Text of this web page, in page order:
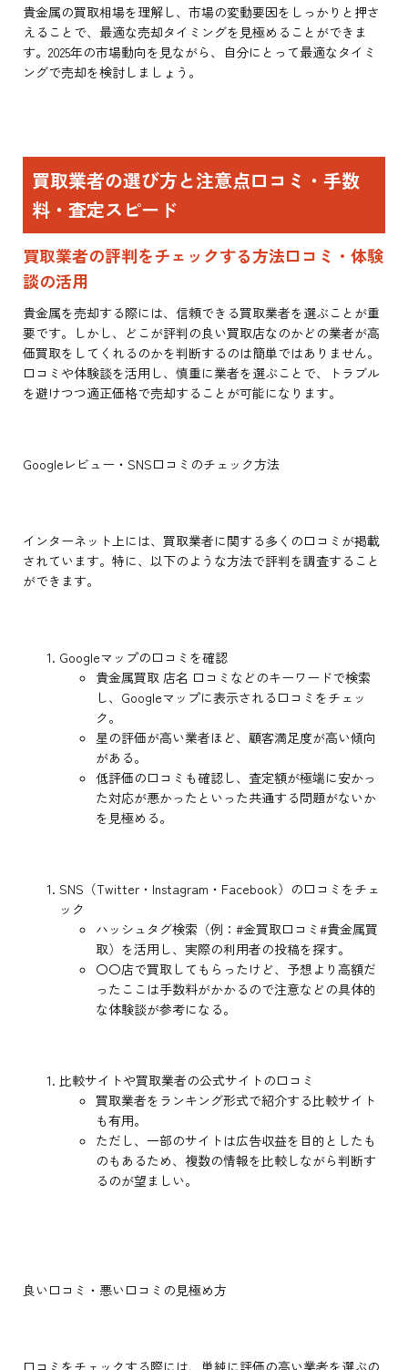
貴金属の買取相場を理解し、市場の変動要因をしっかりと押さ
えることで、最適な売却タイミングを見極めることができま
す。2025年の市場動向を見ながら、自分にとって最適なタイミ
ングで売却を検討しましょう。
買取業者の選び方と注意点口コミ・手数
料・査定スピード
買取業者の評判をチェックする方法口コミ・体験
談の活用
貴金属を売却する際には、信頼できる買取業者を選ぶことが重
要です。しかし、どこが評判の良い買取店なのかどの業者が高
価買取をしてくれるのかを判断するのは簡単ではありません。
口コミや体験談を活用し、慎重に業者を選ぶことで、トラブル
を避けつつ適正価格で売却することが可能になります。
Googleレビュー・SNS口コミのチェック方法
インターネット上には、買取業者に関する多くの口コミが掲載
されています。特に、以下のような方法で評判を調査すること
ができます。
Googleマップの口コミを確認
貴金属買取 店名 口コミなどのキーワードで検索
し、Googleマップに表示される口コミをチェッ
ク。
星の評価が高い業者ほど、顧客満足度が高い傾向
がある。
低評価の口コミも確認し、査定額が極端に安かっ
た対応が悪かったといった共通する問題がないか
を見極める。
SNS（Twitter・Instagram・Facebook）の口コミをチェ
ック
ハッシュタグ検索（例：#金買取口コミ#貴金属買
取）を活用し、実際の利用者の投稿を探す。
〇〇店で買取してもらったけど、予想より高額だ
ったここは手数料がかかるので注意などの具体的
な体験談が参考になる。
比較サイトや買取業者の公式サイトの口コミ
買取業者をランキング形式で紹介する比較サイト
も有用。
ただし、一部のサイトは広告収益を目的としたも
のもあるため、複数の情報を比較しながら判断す
るのが望ましい。
良い口コミ・悪い口コミの見極め方
口コミをチェックする際には、単純に評価の高い業者を選ぶの